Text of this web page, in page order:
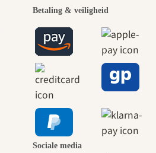
paden
onszelf
door de
tuin.
Betaling & veiligheid
Sociale media